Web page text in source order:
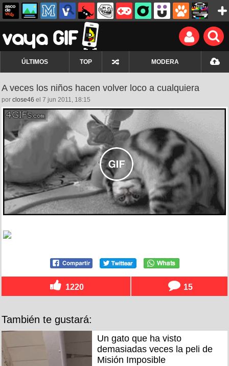
ÚLTIMOS TOP MODERA
A veces los niños hacen volver loco a cualquiera
por close46 el 7 jun 2011, 18:15
1220 15
También te gustará:
Un gato que ha visto
demasiadas veces la peli de
Misión Imposible